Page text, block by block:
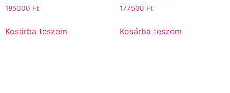
185000 Ft
Kosárba teszem
177500 Ft
Kosárba teszem